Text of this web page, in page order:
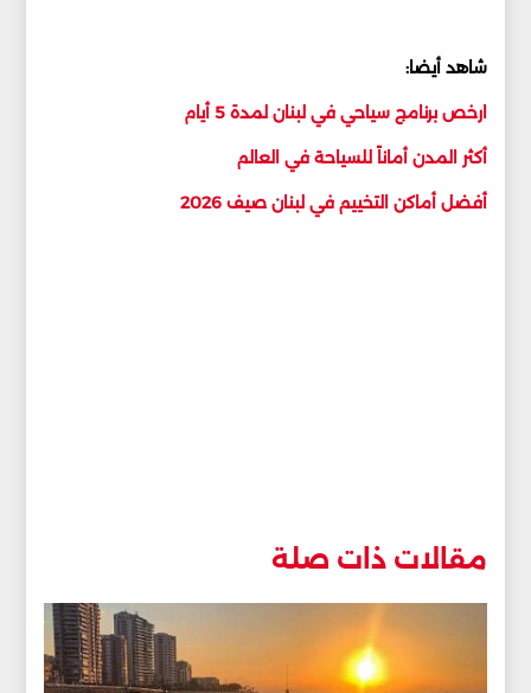
شاهد أيضا:
ارخص برنامج سياحي في لبنان لمدة 5 أيام
أكثر المدن أماناً للسياحة في العالم
أفضل أماكن التخييم في لبنان صيف 2026
مقالات ذات صلة